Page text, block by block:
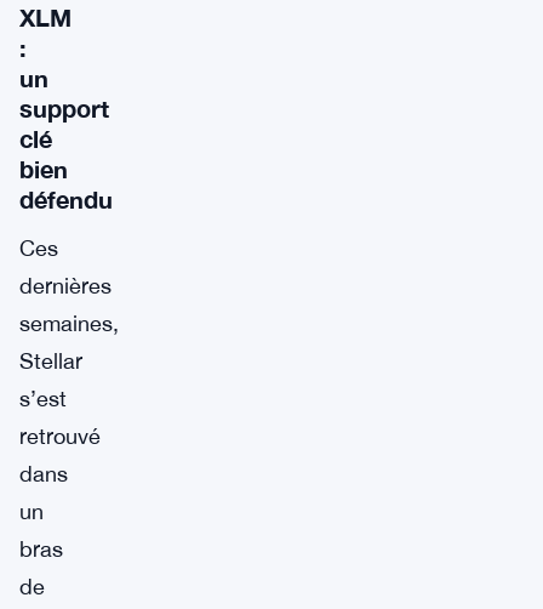
XLM
:
un
support
clé
bien
défendu
Ces
dernières
semaines,
Stellar
s’est
retrouvé
dans
un
bras
de